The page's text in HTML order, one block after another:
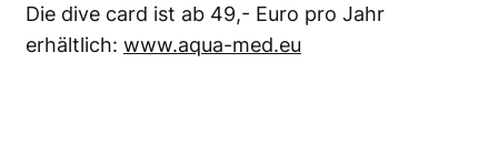
Die dive card ist ab 49,- Euro pro Jahr
erhältlich: www.aqua-med.eu